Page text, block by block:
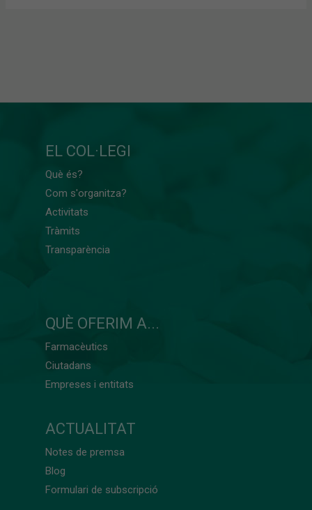
EL COL·LEGI
Què és?
Com s'organitza?
Activitats
Tràmits
Transparència
QUÈ OFERIM A...
Farmacèutics
Ciutadans
Empreses i entitats
ACTUALITAT
Notes de premsa
Blog
Formulari de subscripció